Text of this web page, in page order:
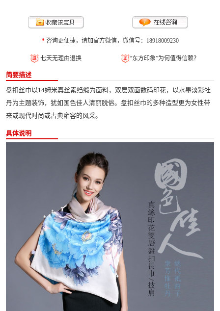
*咨询更便捷，请加官方微信，微信号：18918009230
七天无理由退换 “东方印象”为何值得信赖？
简要描述
盘扣丝巾以14姆米真丝素绉缎为面料，双层双面数码印花，以水墨淡彩牡
丹为主题装饰，犹如国色佳人清丽脱俗。盘扣丝巾的多种造型更为女性带
来或现代时尚或古典雍容的风采。
具体说明